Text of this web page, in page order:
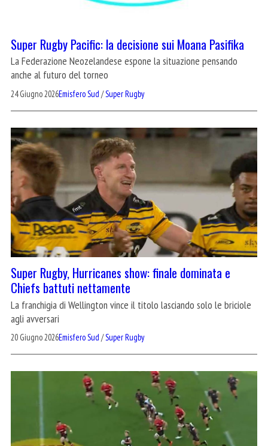
Super Rugby Pacific: la decisione sui Moana Pasifika
La Federazione Neozelandese espone la situazione pensando
anche al futuro del torneo
24 Giugno 2026Emisfero Sud /Super Rugby
Super Rugby, Hurricanes show: finale dominata e
Chiefs battuti nettamente
La franchigia di Wellington vince il titolo lasciando solo le briciole
agli avversari
20 Giugno 2026Emisfero Sud /Super Rugby